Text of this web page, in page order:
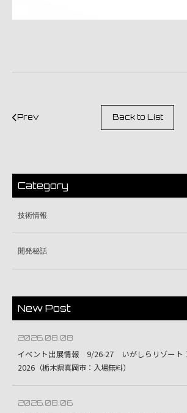
Prev Back to List
Category
技術情報
開発秘話
New Post
2026.08.08
イベント出展情報 9/26-27 いがしらリゾート
2026（栃木県真岡市：入場無料）
2026.08.06